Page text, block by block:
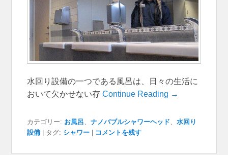
水回り設備の一つである風呂は、日々の生活に
おいて欠かせない存Continue Reading →
カテゴリー: お風呂 、ナノバブルシャワーヘッド 、水回り
設備
タグ: シャワー コメントを残す